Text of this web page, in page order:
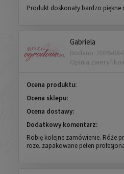
Produkt doskonały bardzo piękne
Gabriela
Dodano: 2026-08-
Opinia
Ocena produktu:
Ocena sklepu:
Ocena dostawy:
Dodatkowy komentarz:
Robię kolejne zamówienie. Róże
roze..zapakowane pełen